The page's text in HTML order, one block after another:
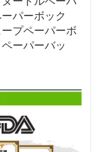
パーボック
プペーパーボ
ーパーバッ